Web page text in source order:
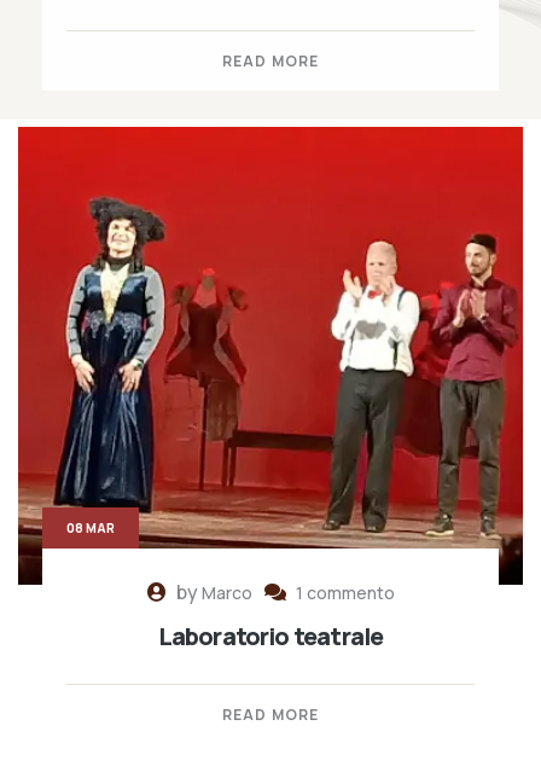
READ MORE
byMarco 1 commento
Laboratorio teatrale
READ MORE
08 MAR